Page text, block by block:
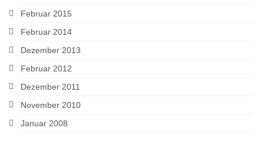
Februar 2015
Februar 2014
Dezember 2013
Februar 2012
Dezember 2011
November 2010
Januar 2008